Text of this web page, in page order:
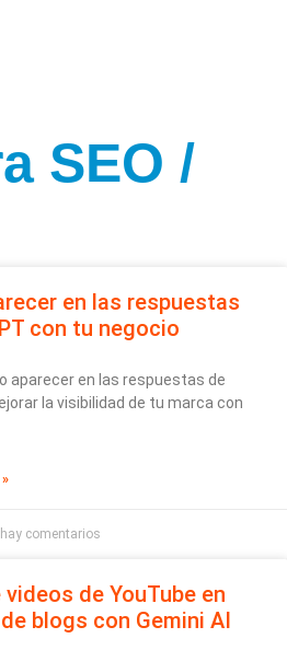
SEO /
en las respuestas
con tu negocio
aparecer en las respuestas de
la visibilidad de tu marca con
comentarios
de YouTube en
blogs con Gemini AI